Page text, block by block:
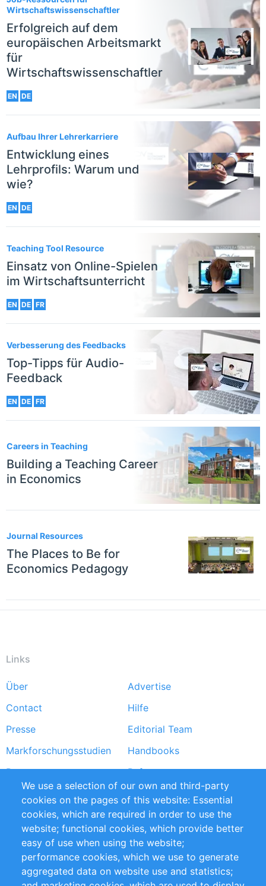
Wirtschaftswissenschaftler
Erfolgreich auf dem
europäischen Arbeitsmarkt
für
Wirtschaftswissenschaftler
EN DE
Aufbau Ihrer Lehrerkarriere
Entwicklung eines
Lehrprofils: Warum und
wie?
EN DE
Teaching Tool Resource
Einsatz von Online-Spielen
im Wirtschaftsunterricht
EN DE FR
Verbesserung des Feedbacks
Top-Tipps für Audio-
Feedback
EN DE FR
Careers in Teaching
Building a Teaching Career
in Economics
Journal Resources
The Places to Be for
Economics Pedagogy
Links
Footer
menu
Über
Advertise
Contact
Hilfe
Presse
Editorial Team
Markforschungsstudien
Handbooks
Partners
Referenzen
RSS-Feed
Sustainability
Privacy Policy
Terms and Conditions
Impressum
Customer Support
We use a selection of our own and third-party
cookies on the pages of this website: Essential
cookies, which are required in order to use the
website; functional cookies, which provide better
easy of use when using the website;
performance cookies, which we use to generate
aggregated data on website use and statistics;